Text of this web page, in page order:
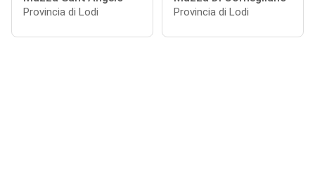
Provincia di Lodi Provincia di Lodi